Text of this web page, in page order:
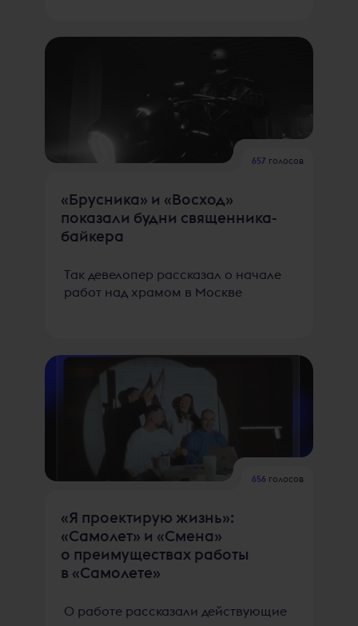
657голосов
«Брусника» и «Восход»
показали будни священника-
байкера
Так девелопер рассказал о начале
работ над храмом в Москве
656голосов
«Я проектирую жизнь»:
«Самолет» и «Смена»
о преимуществах работы
в «Самолете»
О работе рассказали действующие